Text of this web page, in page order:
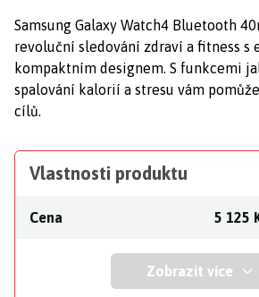
Samsung Galaxy Watch4 Bluetooth
revoluční sledování zdraví a fitness s
kompaktním designem. S funkcemi
spalování kalorií a stresu vám
cílů.
Vlastnosti produktu
Cena 5 125
Zobrazit více